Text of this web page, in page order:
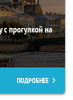
с прогулкой на
ПОДРОБНЕЕ